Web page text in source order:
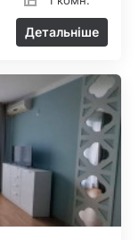
Детальніше